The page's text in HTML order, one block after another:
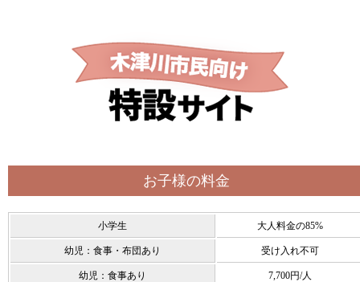
お子様の料金
小学生 大人料金の85%
幼児：食事・布団あり 受け入れ不可
幼児：食事あり 7,700円/人